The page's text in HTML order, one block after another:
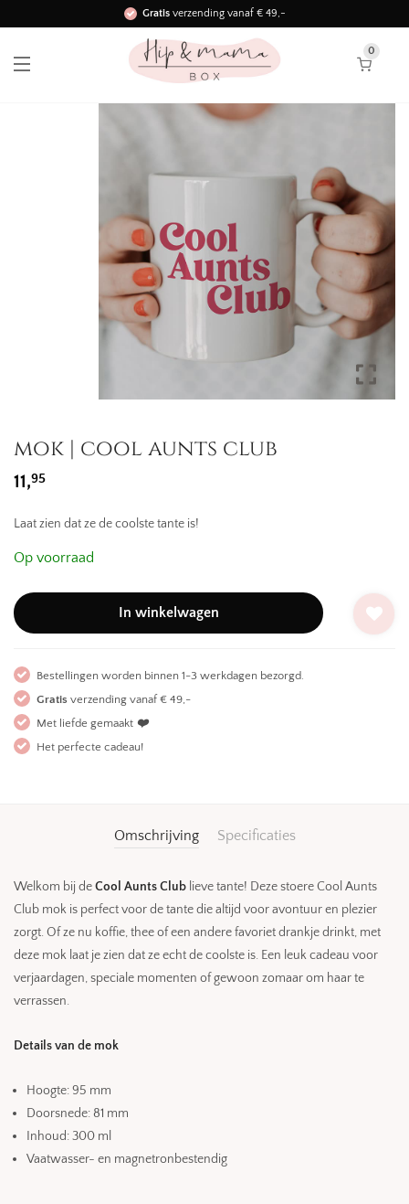
Gratisverzending vanaf € 49,-
Binnen 3 werkdagen in huis!
0
mok | cool aunts club
11,95
Laat zien dat ze de coolste tante is!
Op voorraad
In winkelwagen
Bestellingen worden binnen 1-3 werkdagen bezorgd.
Gratis verzending vanaf € 49,-
Met liefde gemaakt ❤️
Het perfecte cadeau!
Omschrijving Specificaties
Welkom bij deCool Aunts Club lieve tante! Deze stoere Cool Aunts
Club mok is perfect voor de tante die altijd voor avontuur en plezier
zorgt. Of ze nu koffie, thee of een andere favoriet drankje drinkt, met
deze mok laat je zien dat ze echt de coolste is. Een leuk cadeau voor
verjaardagen, speciale momenten of gewoon zomaar om haar te
verrassen.
Details van de mok
Hoogte: 95 mm
Doorsnede: 81 mm
Inhoud: 300 ml
Vaatwasser- en magnetronbestendig